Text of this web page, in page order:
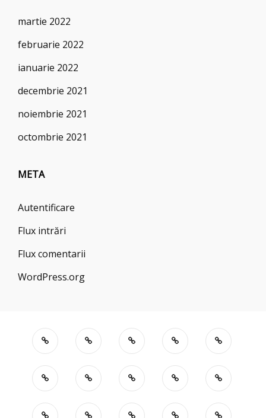
martie 2022
februarie 2022
ianuarie 2022
decembrie 2021
noiembrie 2021
octombrie 2021
META
Autentificare
Flux intrări
Flux comentarii
WordPress.org